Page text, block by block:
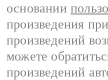
основании
произведения
произведений
можете
произведений